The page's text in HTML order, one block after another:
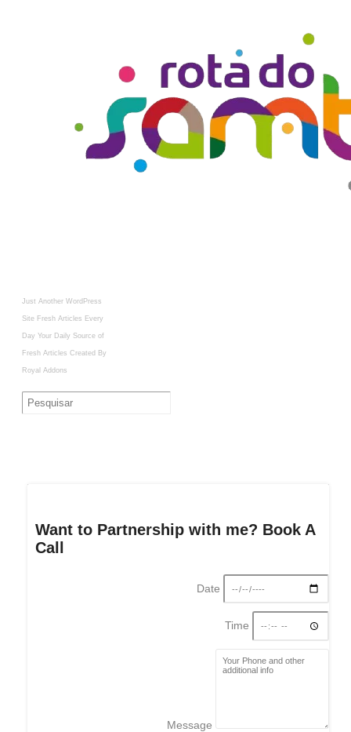
Just Another WordPress
Site Fresh Articles Every
Day Your Daily Source of
Fresh Articles Created By
Royal Addons
Want to Partnership with me? Book A
Call
Date
Time
Message